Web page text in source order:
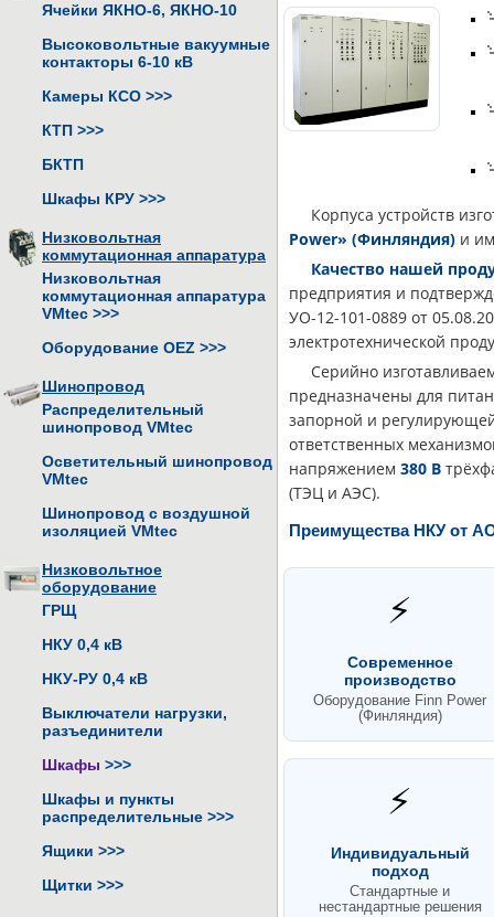
Ячейки ЯКНО-6, ЯКНО-10
Высоковольтные вакуумные
контакторы 6-10 кВ
Камеры КСО >>>
КТП >>>
БКТП
Шкафы КРУ >>>
Низковольтная
коммутационная аппаратура
Низковольтная
коммутационная аппаратура
VMtec >>>
Оборудование OEZ >>>
Шинопровод
Распределительный
шинопровод VMtec
Осветительный шинопровод
VMtec
Шинопровод с воздушной
изоляцией VMtec
Низковольтное
оборудование
ГРЩ
НКУ 0,4 кВ
НКУ-РУ 0,4 кВ
Выключатели нагрузки,
разъединители
Шкафы >>>
Шкафы и пункты
распределительные >>>
Ящики >>>
Щитки >>>
Корпуса устройств
Power» (Финляндия) и
Качество нашей
предприятия и
УО-12-101-0889 от
электротехнической
Серийно
предназначены для
запорной и
ответственных
напряжением 380 В
(ТЭЦ и АЭС).
Преимущества НКУ от
⚡
Современное
производство
Оборудование Finn Power
(Финляндия)
⚡
Индивидуальный
подход
Стандартные и
нестандартные решения